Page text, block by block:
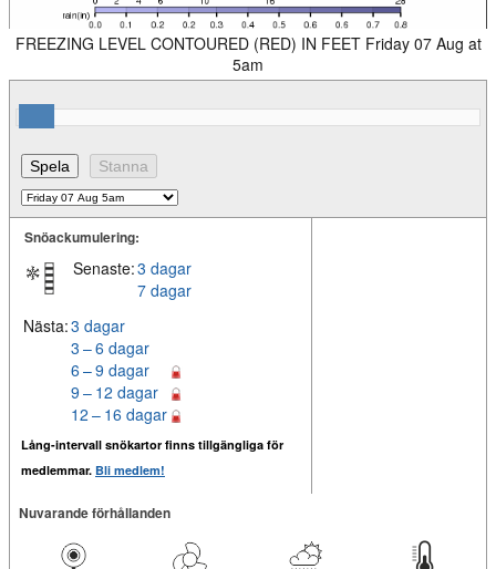
FREEZING LEVEL CONTOURED (RED) IN FEET Friday 07 Aug at
5am
Snöackumulering:
Senaste:3 dagar
7 dagar
Nästa:3 dagar
3 – 6 dagar
6 – 9 dagar
9 – 12 dagar
12 – 16 dagar
Lång-intervall snökartor finns tillgängliga för
medlemmar. Bli medlem!
Nuvarande förhållanden